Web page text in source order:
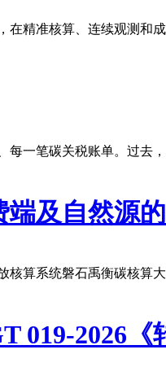
在精准核算、连续观测
一笔碳关税账单。过去
端及自然源
算系统磐石禹衡碳核算
019-2026